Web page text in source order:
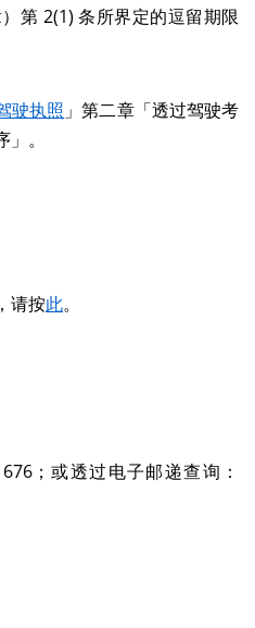
第 2(1) 条所界定的逗留期限
驶执照 」第二章「透过驾驶考
。
请按此。
；或透过电子邮递查询：